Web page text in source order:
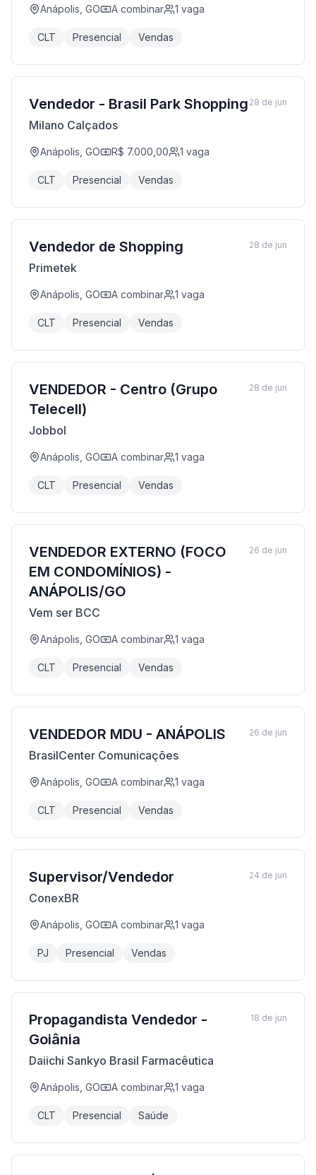
Anápolis, GO A combinar 1 vaga
CLT Presencial Vendas
Vendedor - Brasil Park Shopping
Milano Calçados
Anápolis, GO R$ 7.000,00 1 vaga
CLT Presencial Vendas
28 de jun
Vendedor de Shopping
Primetek
Anápolis, GO A combinar 1 vaga
CLT Presencial Vendas
28 de jun
VENDEDOR - Centro (Grupo
Telecell)
Jobbol
Anápolis, GO A combinar 1 vaga
CLT Presencial Vendas
28 de jun
VENDEDOR EXTERNO (FOCO
EM CONDOMÍNIOS) -
ANÁPOLIS/GO
Vem ser BCC
Anápolis, GO A combinar 1 vaga
CLT Presencial Vendas
26 de jun
VENDEDOR MDU - ANÁPOLIS
BrasilCenter Comunicações
Anápolis, GO A combinar 1 vaga
CLT Presencial Vendas
26 de jun
Supervisor/Vendedor
ConexBR
Anápolis, GO A combinar 1 vaga
PJ Presencial Vendas
24 de jun
Propagandista Vendedor -
Goiânia
Daiichi Sankyo Brasil Farmacêutica
Anápolis, GO A combinar 1 vaga
CLT Presencial Saúde
18 de jun